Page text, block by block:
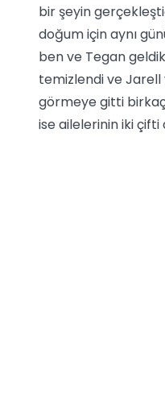
bir şeyin
doğum için aynı
ben ve Tegan
temizlendi ve Jarell
görmeye gitti birkaç
ise ailelerinin iki çifti